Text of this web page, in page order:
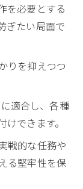
を必要とする
ぎたい局面で
りを抑えつつ
適合し、各種
できます。
戦的な任務や
る堅牢性を保